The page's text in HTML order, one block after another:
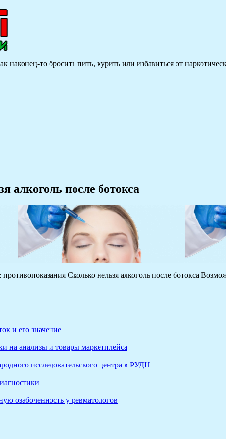
то бросить пить, курить или избавиться от
алкоголь после ботокса
противопоказания Сколько нельзя алкоголь после ботокса
и его значение
на анализы и товары маркетплейса
исследовательского центра в РУДН
озабоченность у ревматологов